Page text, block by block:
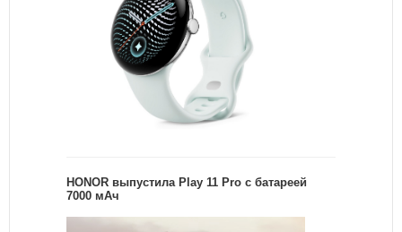
HONOR выпустила Play 11 Pro с батареей
7000 мАч